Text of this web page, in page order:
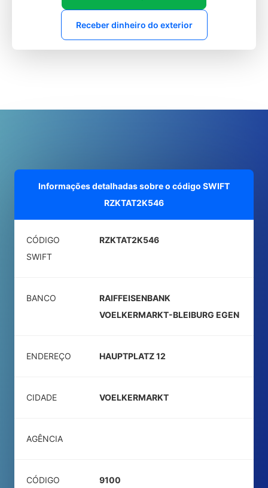
Receber dinheiro do exterior
Informações detalhadas sobre o código SWIFT
RZKTAT2K546
CÓDIGO
SWIFT
RZKTAT2K546
BANCO
RAIFFEISENBANK
VOELKERMARKT-BLEIBURG EGEN
ENDEREÇO HAUPTPLATZ 12
CIDADE VOELKERMARKT
AGÊNCIA
CÓDIGO
9100